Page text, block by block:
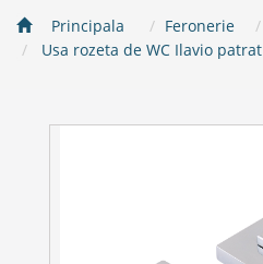
Principala Feronerie
Usa rozeta de WC Ilavio patrat